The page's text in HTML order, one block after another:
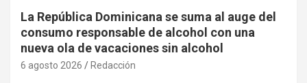
La República Dominicana se suma al auge del
consumo responsable de alcohol con una
nueva ola de vacaciones sin alcohol
6 agosto 2026 Redacción